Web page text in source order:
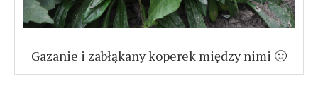
Gazanie i zabłąkany koperek między nimi 🙂